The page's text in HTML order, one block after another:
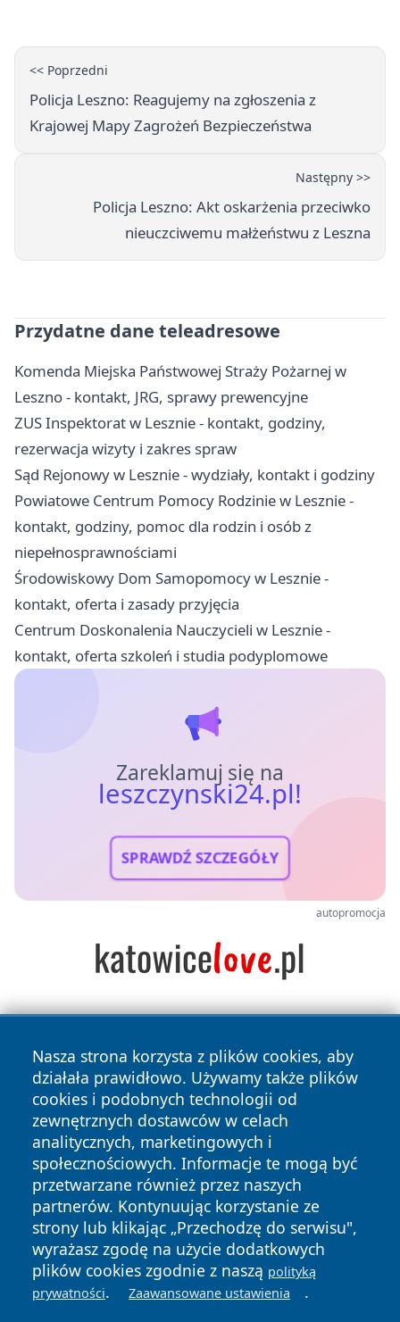
<< Poprzedni
Policja Leszno: Reagujemy na zgłoszenia z
Krajowej Mapy Zagrożeń Bezpieczeństwa
Następny >>
Policja Leszno: Akt oskarżenia przeciwko
nieuczciwemu małżeństwu z Leszna
Przydatne dane teleadresowe
Komenda Miejska Państwowej Straży Pożarnej w
Leszno - kontakt, JRG, sprawy prewencyjne
ZUS Inspektorat w Lesznie - kontakt, godziny,
rezerwacja wizyty i zakres spraw
Sąd Rejonowy w Lesznie - wydziały, kontakt i godziny
Powiatowe Centrum Pomocy Rodzinie w Lesznie -
kontakt, godziny, pomoc dla rodzin i osób z
niepełnosprawnościami
Środowiskowy Dom Samopomocy w Lesznie -
kontakt, oferta i zasady przyjęcia
Centrum Doskonalenia Nauczycieli w Lesznie -
kontakt, oferta szkoleń i studia podyplomowe
Zareklamuj się na
leszczynski24.pl!
SPRAWDŹ SZCZEGÓŁY
autopromocja
Nasza strona korzysta z plików cookies, aby
działała prawidłowo. Używamy także plików
cookies i podobnych technologii od
zewnętrznych dostawców w celach
analitycznych, marketingowych i
społecznościowych. Informacje te mogą być
przetwarzane również przez naszych
partnerów. Kontynuując korzystanie ze
strony lub klikając „Przechodzę do serwisu",
wyrażasz zgodę na użycie dodatkowych
plików cookies zgodnie z naszą polityką
prywatności. Zaawansowane ustawienia .
Copyright © 2026 leszczynski24.pl Wszystkie prawa
zastrzeżone.
News Autorzy
Polityka
Prywatności
Polityka
Cookies